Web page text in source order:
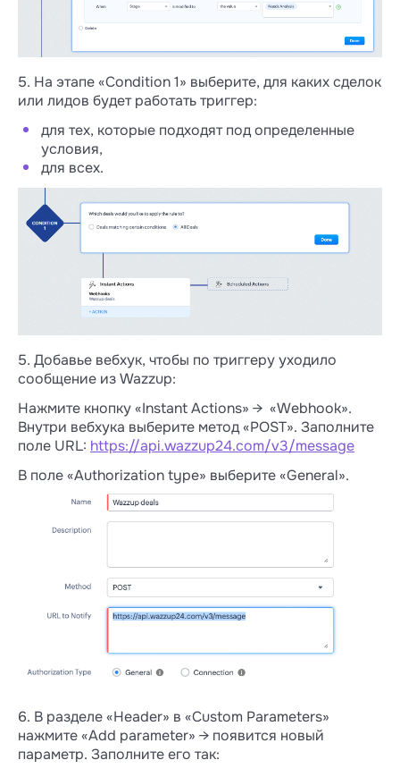
5. На этапе «Condition 1» выберите, для каких сделок
или лидов будет работать триггер:
для тех, которые подходят под определенные
условия,
для всех.
5. Добавье вебхук, чтобы по триггеру уходило
сообщение из Wazzup:
Нажмите кнопку «Instant Actions» → «Webhook».
Внутри вебхука выберите метод «POST». Заполните
поле URL: https://api.wazzup24.com/v3/message
В поле «Authorization type» выберите «General».
6. В разделе «Header» в «Custom Parameters»
нажмите «Add parameter» → появится новый
параметр. Заполните его так: